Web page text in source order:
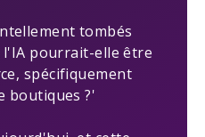
tombés
l'IA pourrait-elle être
spécifiquement
boutiques ?'